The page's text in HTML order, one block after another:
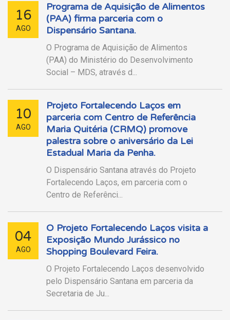
16
AGO
Programa de Aquisição de Alimentos
(PAA) firma parceria com o
Dispensário Santana.
O Programa de Aquisição de Alimentos
(PAA) do Ministério do Desenvolvimento
Social – MDS, através d...
10
AGO
Projeto Fortalecendo Laços em
parceria com Centro de Referência
Maria Quitéria (CRMQ) promove
palestra sobre o aniversário da Lei
Estadual Maria da Penha.
O Dispensário Santana através do Projeto
Fortalecendo Laços, em parceria com o
Centro de Referênci...
04
AGO
O Projeto Fortalecendo Laços visita a
Exposição Mundo Jurássico no
Shopping Boulevard Feira.
O Projeto Fortalecendo Laços desenvolvido
pelo Dispensário Santana em parceria da
Secretaria de Ju...